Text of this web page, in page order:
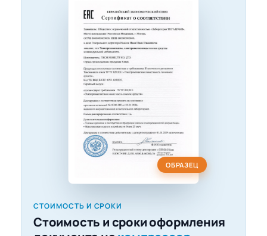
СТОИМОСТЬ И СРОКИ
Стоимость и сроки оформления
ОБРАЗЕЦ